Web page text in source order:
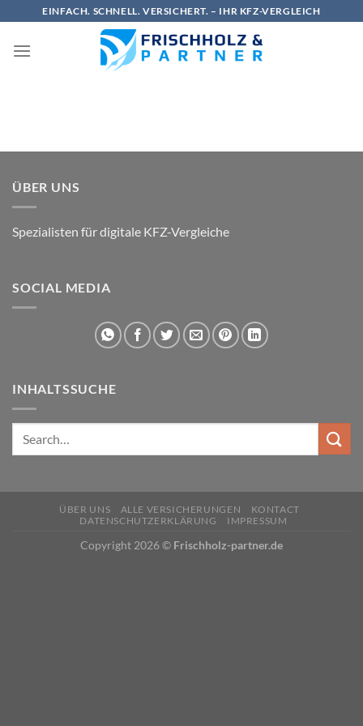
springen
EINFACH. SCHNELL. VERSICHERT. – IHR KFZ-VERGLEICH
ÜBER UNS
Spezialisten für digitale KFZ-Vergleiche
SOCIAL MEDIA
INHALTSSUCHE
ÜBER UNS ALLE VERSICHERUNGEN
KONTACT
DATENSCHUTZERKLÄRUNG
IMPRESSUM
Copyright 2026 © Frischholz-partner.de